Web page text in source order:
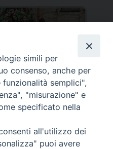
simili per
consenso, anche per
semplici",
"misurazione" e
specificato nella
all'utilizzo dei
puoi avere